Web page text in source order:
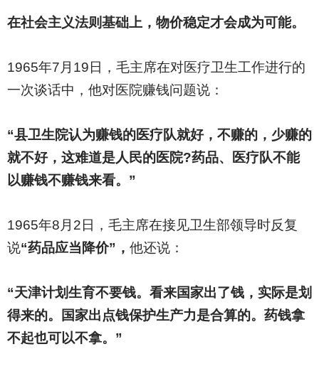
在社会主义法则基础上，物价稳定才会成为可能。
1965年7月19日，毛主席在对医疗卫生工作进行的
一次谈话中，他对医院赚钱问题说：
“县卫生院认为赚钱的医疗队就好，不赚的，少赚的
就不好，这难道是人民的医院?药品、医疗队不能
以赚钱不赚钱来看。”
1965年8月2日，毛主席在接见卫生部领导时反复
说“药品应当降价”， 他还说：
“天津计划生育不要钱。看来国家出了钱，实际是划
得来的。国家出点钱保护生产力是合算的。药钱拿
不起也可以不拿。”